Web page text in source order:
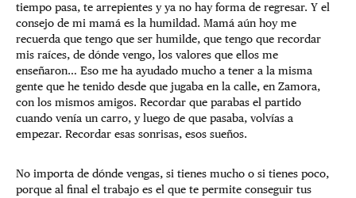
tiempo pasa, te arrepientes y ya no hay forma de regresar. Y el
consejo de mi mamá es la humildad. Mamá aún hoy me
recuerda que tengo que ser humilde, que tengo que recordar
mis raíces, de dónde vengo, los valores que ellos me
enseñaron… Eso me ha ayudado mucho a tener a la misma
gente que he tenido desde que jugaba en la calle, en Zamora,
con los mismos amigos. Recordar que parabas el partido
cuando venía un carro, y luego de que pasaba, volvías a
empezar. Recordar esas sonrisas, esos sueños.
No importa de dónde vengas, si tienes mucho o si tienes poco,
porque al final el trabajo es el que te permite conseguir tus